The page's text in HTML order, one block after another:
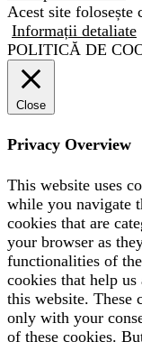
Acest site folosește
Informații detaliate
POLITICĂ DE
Close
Privacy Overview
This website uses
while you navigate
cookies that are
your browser as
functionalities of
cookies that help us
this website. These
only with your
of these cookies.